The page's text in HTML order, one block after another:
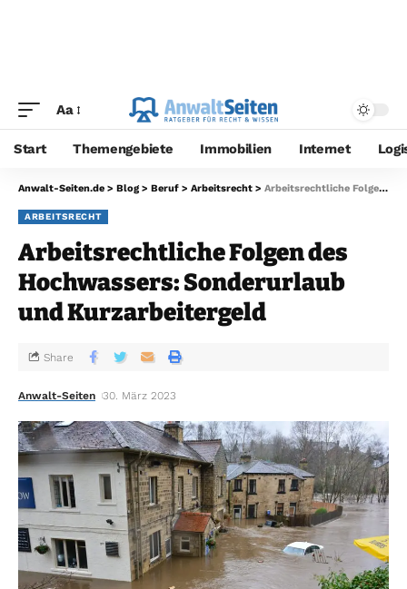
Aa
Start Themengebiete Immobilien Internet
Anwalt-Seiten.de > Blog > Beruf > Arbeitsrecht > Arbeitsrechtliche Folgen des Hochwassers: Sonderurlaub und Kurzarbeitergeld
ARBEITSRECHT
Arbeitsrechtliche Folgen des
Hochwassers: Sonderurlaub
und Kurzarbeitergeld
Anwalt-Seiten 30. März 2023
Share